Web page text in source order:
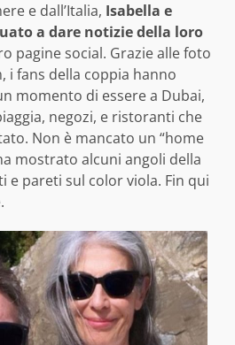
e dall’Italia, Isabella e
a dare notizie della loro
pagine social. Grazie alle foto
i fans della coppia hanno
momento di essere a Dubai,
negozi, e ristoranti che
Non è mancato un “home
mostrato alcuni angoli della
e pareti sul color viola. Fin qui